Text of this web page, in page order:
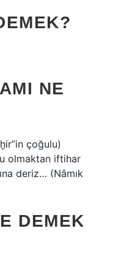
NE
olmaktan iftihar
deriz… (Nâmık
DEMEK